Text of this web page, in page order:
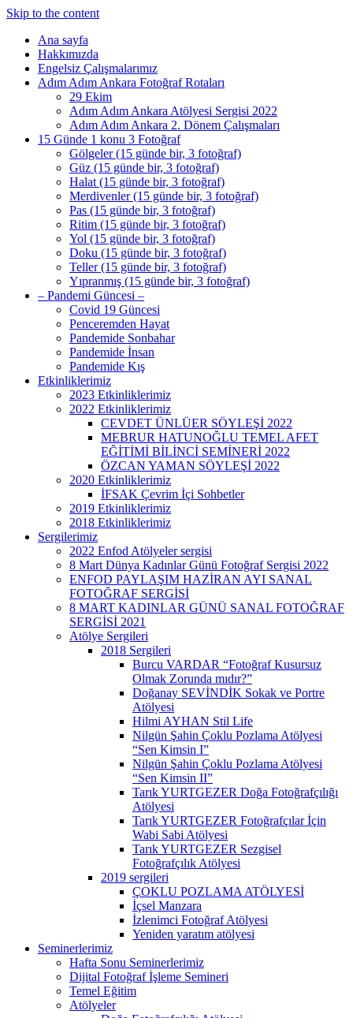
Skip to the content
Ana sayfa
Hakkımızda
Engelsiz Çalışmalarımız
Adım Adım Ankara Fotoğraf Rotaları
29 Ekim
Adım Adım Ankara Atölyesi Sergisi 2022
Adım Adım Ankara 2. Dönem Çalışmaları
15 Günde 1 konu 3 Fotoğraf
Gölgeler (15 günde bir, 3 fotoğraf)
Güz (15 günde bir, 3 fotoğraf)
Halat (15 günde bir, 3 fotoğraf)
Merdivenler (15 günde bir, 3 fotoğraf)
Pas (15 günde bir, 3 fotoğraf)
Ritim (15 günde bir, 3 fotoğraf)
Yol (15 günde bir, 3 fotoğraf)
Doku (15 günde bir, 3 fotoğraf)
Teller (15 günde bir, 3 fotoğraf)
Yıpranmış (15 günde bir, 3 fotoğraf)
– Pandemi Güncesi –
Covid 19 Güncesi
Penceremden Hayat
Pandemide Sonbahar
Pandemide İnsan
Pandemide Kış
Etkinliklerimiz
2023 Etkinliklerimiz
2022 Etkinliklerimiz
CEVDET ÜNLÜER SÖYLEŞİ 2022
MEBRUR HATUNOĞLU TEMEL AFET
EĞİTİMİ BİLİNCİ SEMİNERİ 2022
ÖZCAN YAMAN SÖYLEŞİ 2022
2020 Etkinliklerimiz
İFSAK Çevrim İçi Sohbetler
2019 Etkinliklerimiz
2018 Etkinliklerimiz
Sergilerimiz
2022 Enfod Atölyeler sergisi
8 Mart Dünya Kadınlar Günü Fotoğraf Sergisi 2022
ENFOD PAYLAŞIM HAZİRAN AYI SANAL
FOTOĞRAF SERGİSİ
8 MART KADINLAR GÜNÜ SANAL FOTOĞRAF
SERGİSİ 2021
Atölye Sergileri
2018 Sergileri
Burcu VARDAR “Fotoğraf Kusursuz
Olmak Zorunda mıdır?”
Doğanay SEVİNDİK Sokak ve Portre
Atölyesi
Hilmi AYHAN Stil Life
Nilgün Şahin Çoklu Pozlama Atölyesi
“Sen Kimsin I”
Nilgün Şahin Çoklu Pozlama Atölyesi
“Sen Kimsin II”
Tarık YURTGEZER Doğa Fotoğrafçılığı
Atölyesi
Tarık YURTGEZER Fotoğrafçılar İçin
Wabi Sabi Atölyesi
Tarık YURTGEZER Sezgisel
Fotoğrafçılık Atölyesi
2019 sergileri
ÇOKLU POZLAMA ATÖLYESİ
İçsel Manzara
İzlenimci Fotoğraf Atölyesi
Yeniden yaratım atölyesi
Seminerlerimiz
Hafta Sonu Seminerlerimiz
Dijital Fotoğraf İşleme Semineri
Temel Eğitim
Atölyeler